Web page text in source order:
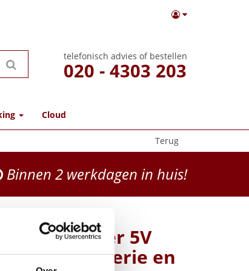
telefonisch advies of bestellen
020 - 4303 203
Cloud
Terug
Binnen 2 werkdagen in huis!
5V
T4X/T5X serie en